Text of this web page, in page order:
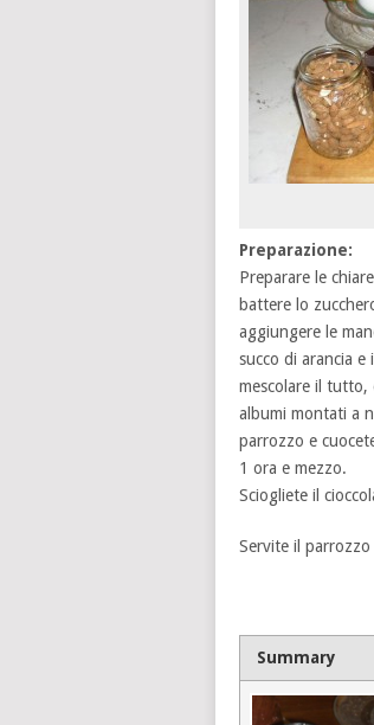
Preparazione:
Preparare le
battere lo
aggiungere le
succo di arancia
mescolare il tutto,
albumi montati a
parrozzo e
1 ora e mezzo.
Sciogliete il
Servite il
Summary